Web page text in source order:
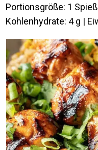
Portionsgröße: 1
Kohlenhydrate: 4 g |